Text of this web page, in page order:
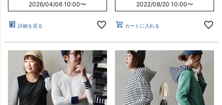
2026/04/06 10:00〜
詳細を見る
2022/08/20 10:00〜
カートに入れる